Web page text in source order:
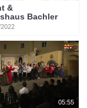
&
Bachler
05:55